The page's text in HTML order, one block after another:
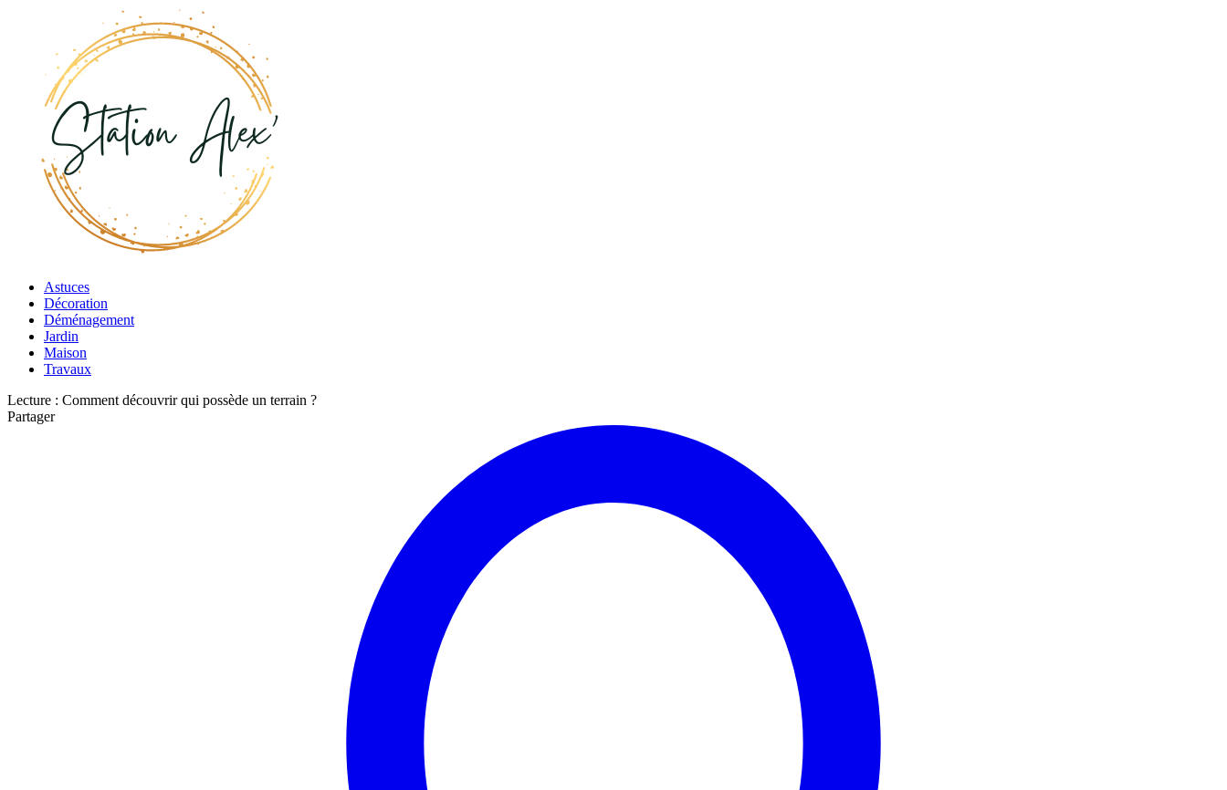
Astuces
Décoration
Déménagement
Jardin
Maison
Travaux
Lecture : Comment découvrir qui possède un terrain ?
Partager